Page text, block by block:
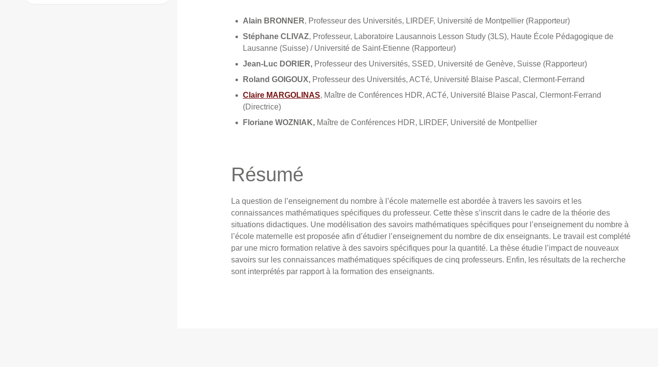
Alain BRONNER, Professeur des Universités, LIRDEF, Université de Montpellier (Rapporteur)
Stéphane CLIVAZ, Professeur, Laboratoire Lausannois Lesson Study (3LS), Haute École Pédagogique de
Lausanne (Suisse) / Université de Saint-Etienne (Rapporteur)
Jean-Luc DORIER, Professeur des Universités, SSED, Université de Genève, Suisse (Rapporteur)
Roland GOIGOUX, Professeur des Universités, ACTé, Université Blaise Pascal, Clermont-Ferrand
Claire MARGOLINAS, Maître de Conférences HDR, ACTé, Université Blaise Pascal, Clermont-Ferrand
(Directrice)
Floriane WOZNIAK,Maître de Conférences HDR, LIRDEF, Université de Montpellier
Résumé
La question de l’enseignement du nombre à l’école maternelle est abordée à travers les savoirs et les
connaissances mathématiques spécifiques du professeur. Cette thèse s’inscrit dans le cadre de la théorie des
situations didactiques. Une modélisation des savoirs mathématiques spécifiques pour l’enseignement du nombre à
l’école maternelle est proposée afin d’étudier l’enseignement du nombre de dix enseignants. Le travail est complété
par une micro formation relative à des savoirs spécifiques pour la quantité. La thèse étudie l’impact de nouveaux
savoirs sur les connaissances mathématiques spécifiques de cinq professeurs. Enfin, les résultats de la recherche
sont interprétés par rapport à la formation des enseignants.